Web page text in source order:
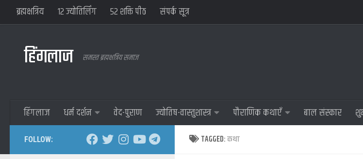
ब्रह्मक्षत्रिय १२ ज्योतिर्लिंग ५२ शक्ति पीठ संपर्क सूत्र
हिंगलाज समस्त ब्रह्मक्षत्रिय समाज
हिंगलाज धर्म दर्शन वेद-पुराण ज्योतिष-वास्तुशास्त्र पौराणिक कथाएँ बाल संस्कार
TAGGED:कथा
FOLLOW: